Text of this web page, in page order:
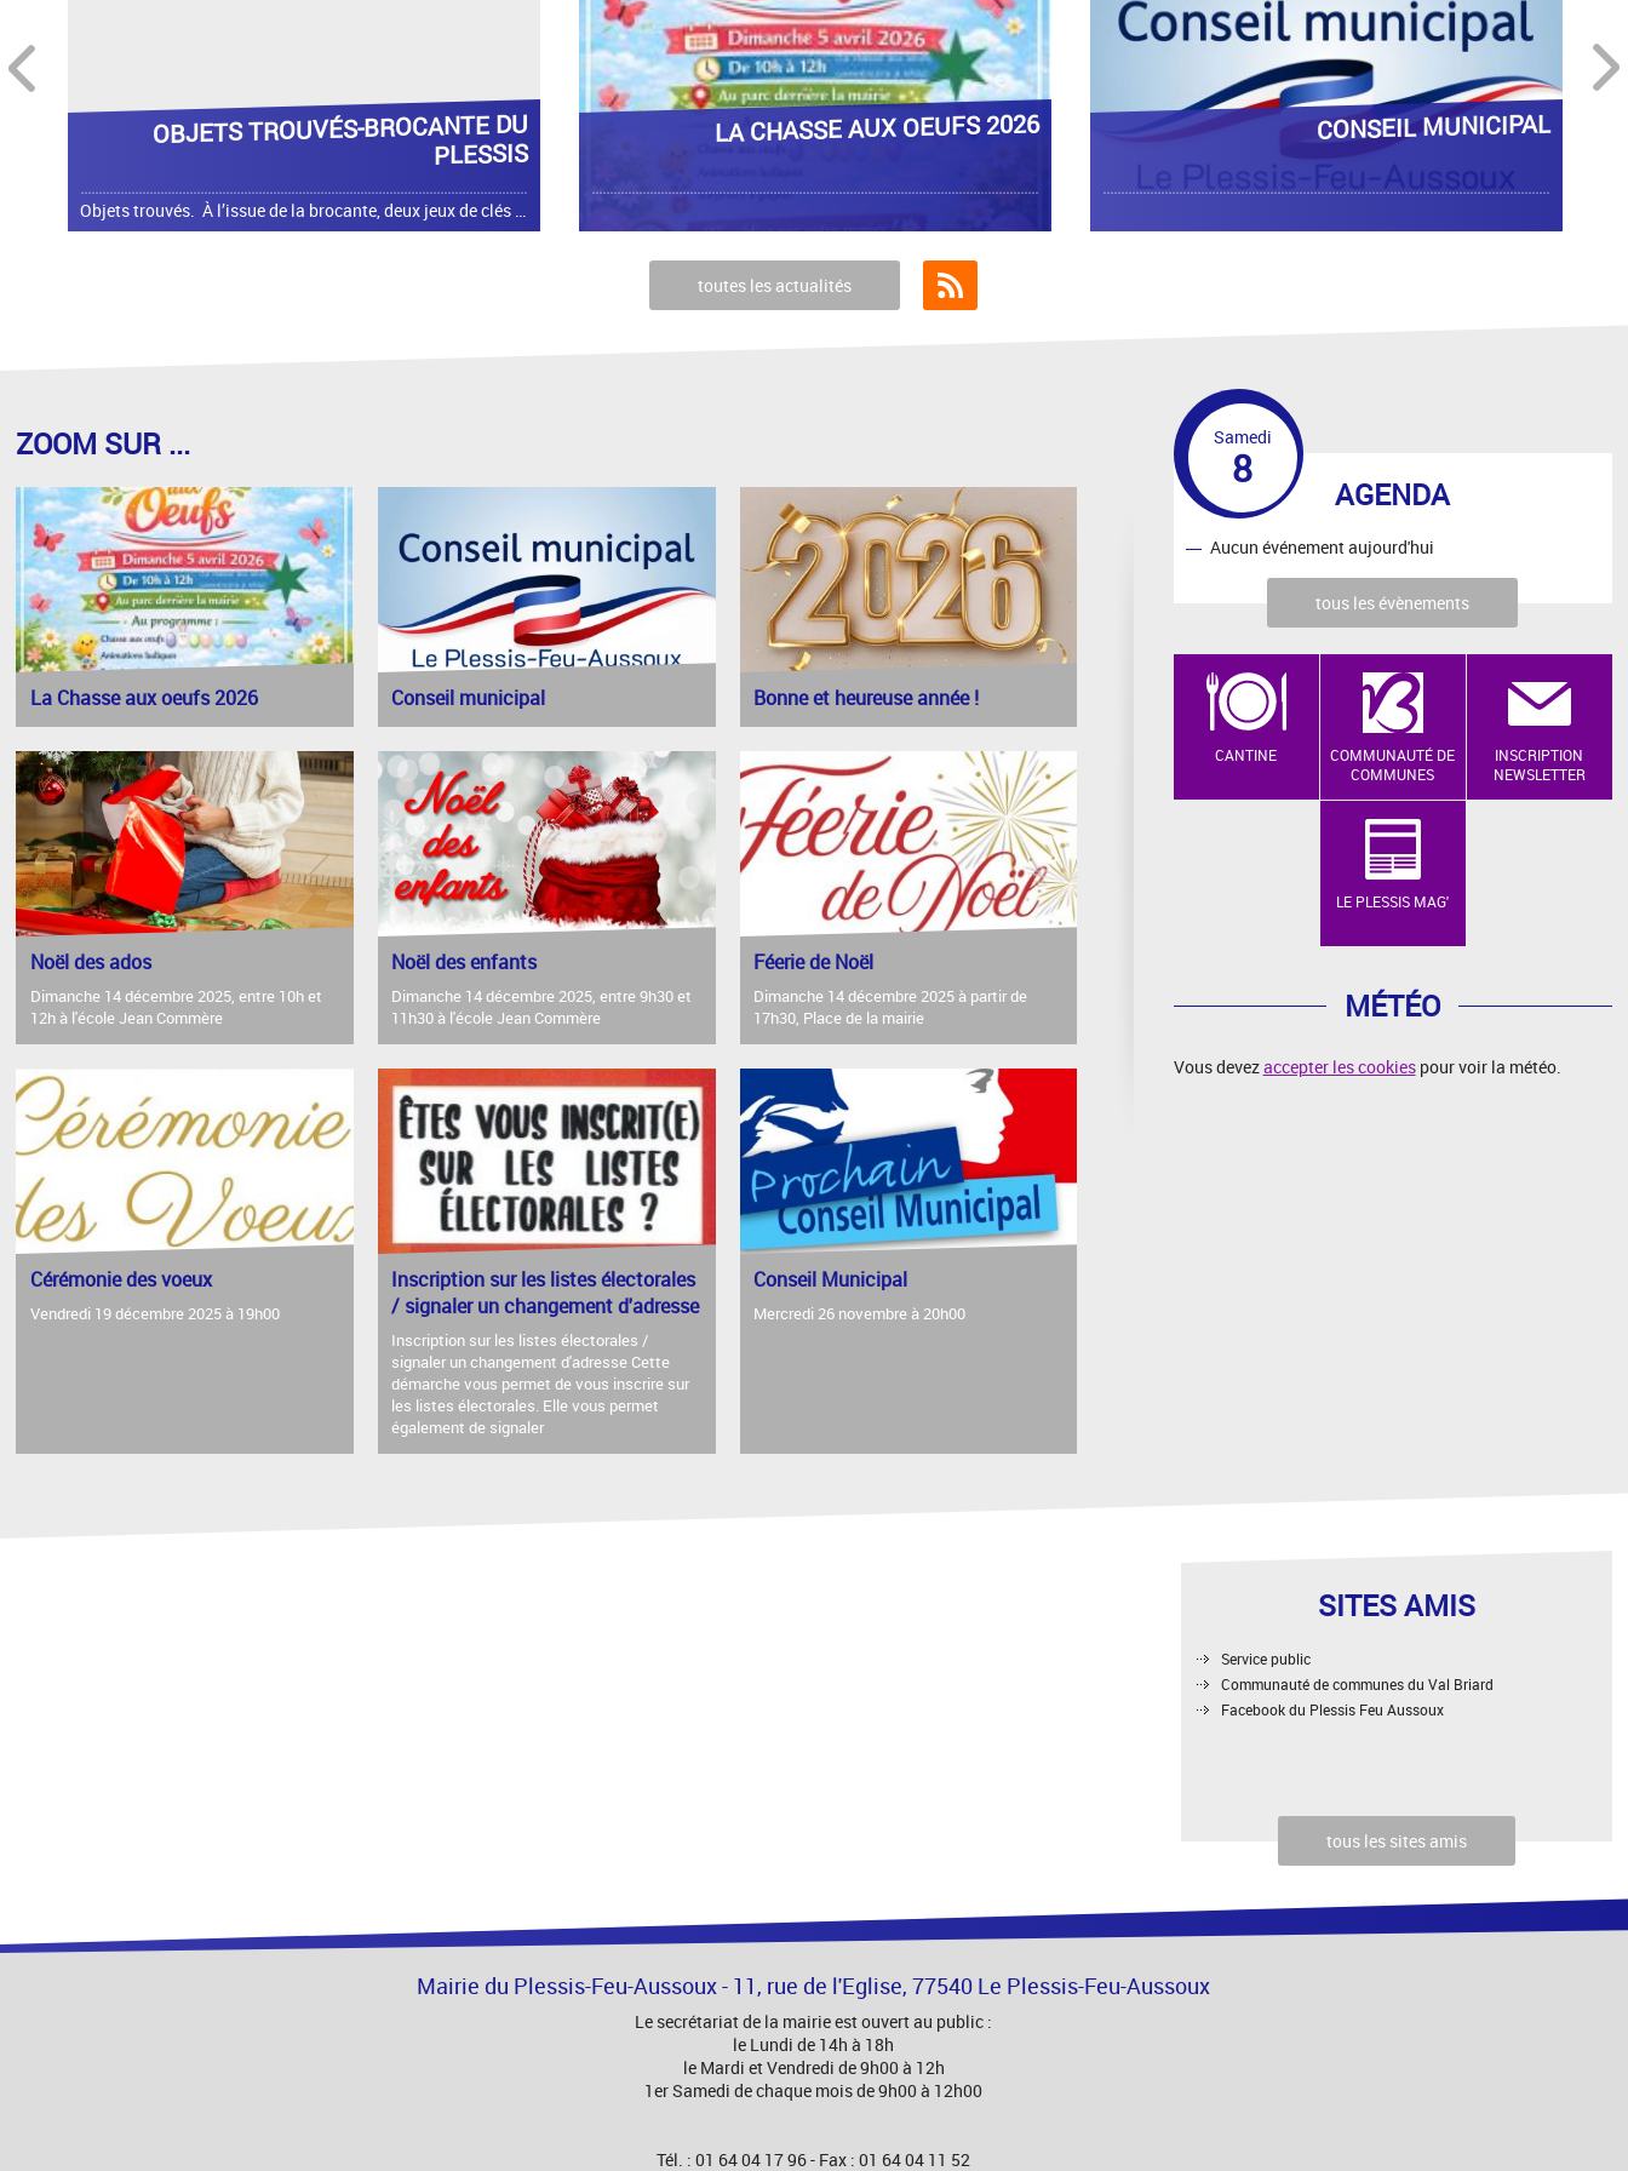
LA CHASSE AUX OEUFS 2026 CONSEIL MUNICIPAL BONNE ET HEUREUSE ANNÉE !
next
toutes les actualités
ZOOM SUR ...
La Chasse aux oeufs 2026 Conseil municipal Bonne et heureuse année !
Noël des ados
Dimanche 14 décembre 2025, entre 10h et
12h à l'école Jean Commère
Noël des enfants
Dimanche 14 décembre 2025, entre 9h30 et
11h30 à l'école Jean Commère
Féerie de Noël
Dimanche 14 décembre 2025 à partir de
17h30, Place de la mairie
Cérémonie des voeux
Vendredi 19 décembre 2025 à 19h00
Inscription sur les listes électorales
/ signaler un changement d'adresse
Inscription sur les listes électorales /
signaler un changement d'adresse Cette
démarche vous permet de vous inscrire sur
les listes électorales. Elle vous permet
également de signaler
Conseil Municipal
Mercredi 26 novembre à 20h00
AGENDA
Samedi
8
Aucun événement aujourd'hui
tous les évènements
CANTINE
COMMUNAUTÉ DE
COMMUNES
INSCRIPTION
NEWSLETTER
LE PLESSIS MAG'
MÉTÉO
Vous devezaccepter les cookiespour voir la météo.
SITES AMIS
Service public
Communauté de communes du Val Briard
Facebook du Plessis Feu Aussoux
tous les sites amis
Mairie du Plessis-Feu-Aussoux - 11, rue de l'Eglise, 77540 Le Plessis-Feu-Aussoux
Le secrétariat de la mairie est ouvert au public :
le Lundi de 14h à 18h
le Mardi et Vendredi de 9h00 à 12h
1er Samedi de chaque mois de 9h00 à 12h00
Tél. : 01 64 04 17 96 - Fax : 01 64 04 11 52